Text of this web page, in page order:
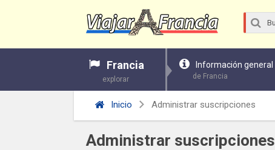
Francia
explorar
Información general
de Francia
Inicio Administrar suscripciones
Administrar suscripciones